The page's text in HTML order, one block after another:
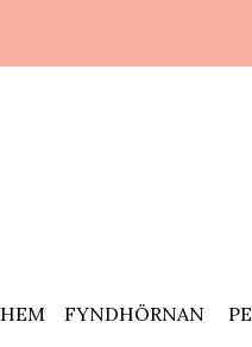
HEM FYNDHÖRNAN